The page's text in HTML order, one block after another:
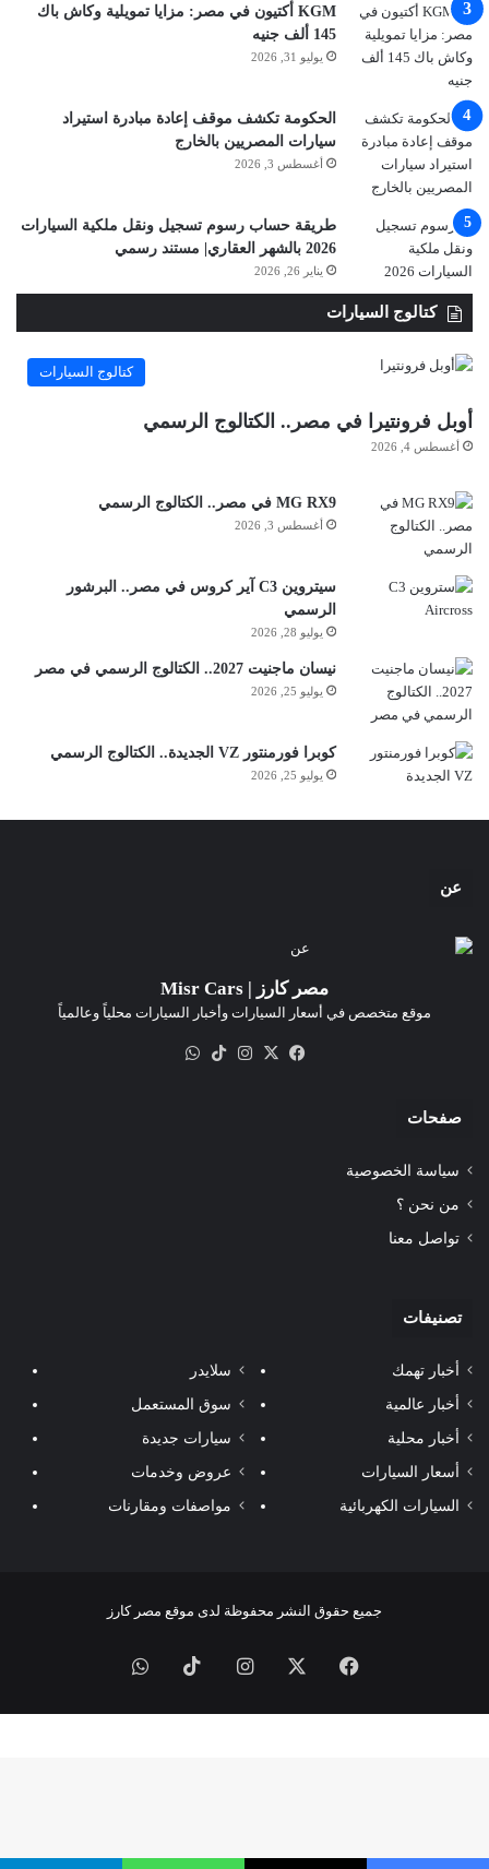
KGM أكتيون في مصر: مزايا تمويلية وكاش باك
145 ألف جنيه
يوليو 31, 2026
الحكومة تكشف موقف إعادة مبادرة استيراد
سيارات المصريين بالخارج
أغسطس 3, 2026
طريقة حساب رسوم تسجيل ونقل ملكية السيارات
2026 بالشهر العقاري| مستند رسمي
يناير 26, 2026
كتالوج السيارات
كتالوج السيارات
أوبل فرونتيرا في مصر.. الكتالوج الرسمي
أغسطس 4, 2026
MG RX9 في مصر.. الكتالوج الرسمي
أغسطس 3, 2026
سيتروين C3 آير كروس في مصر.. البرشور
الرسمي
يوليو 28, 2026
نيسان ماجنيت 2027.. الكتالوج الرسمي في مصر
يوليو 25, 2026
كوبرا فورمنتور VZ الجديدة.. الكتالوج الرسمي
يوليو 25, 2026
عن
مصر كارز | Misr Cars
موقع متخصص في أسعار السيارات وأخبار السيارات محلياً وعالمياً
فيسبوك
‫X انستقرام‫TikTok
صفحات
سياسة الخصوصية
من نحن ؟
تواصل معنا
تصنيفات
أخبار تهمك
أخبار عالمية
أخبار محلية
أسعار السيارات
السيارات الكهربائية
سلايدر
سوق المستعمل
سيارات جديدة
عروض وخدمات
مواصفات ومقارنات
جميع حقوق النشر محفوظة لدى موقع مصر كارز
فيسبوك انستقرام‫TikTokواتساب